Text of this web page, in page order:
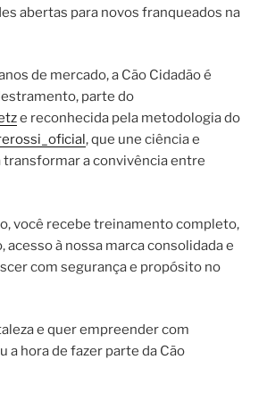
abertas para novos franqueados na
de mercado, a Cão Cidadão é
parte do
e reconhecida pela metodologia do
, que une ciência e
a convivência entre
você recebe treinamento completo,
à nossa marca consolidada e
com segurança e propósito no
e quer empreender com
a hora de fazer parte da Cão